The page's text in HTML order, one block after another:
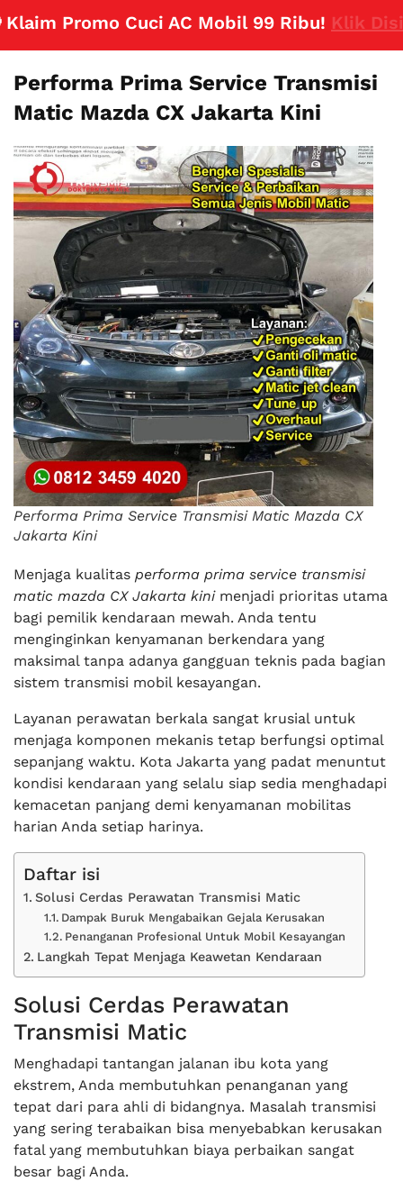
Promo Cuci AC Mobil 99 Ribu!Klik Disini
Performa Prima Service Transmisi
Matic Mazda CX Jakarta Kini
Performa Prima Service Transmisi Matic Mazda CX
Jakarta Kini
Menjaga kualitas performa prima service transmisi
matic mazda CX Jakarta kinimenjadi prioritas utama
bagi pemilik kendaraan mewah. Anda tentu
menginginkan kenyamanan berkendara yang
maksimal tanpa adanya gangguan teknis pada bagian
sistem transmisi mobil kesayangan.
Layanan perawatan berkala sangat krusial untuk
menjaga komponen mekanis tetap berfungsi optimal
sepanjang waktu. Kota Jakarta yang padat menuntut
kondisi kendaraan yang selalu siap sedia menghadapi
kemacetan panjang demi kenyamanan mobilitas
harian Anda setiap harinya.
Daftar isi
Solusi Cerdas Perawatan Transmisi Matic
Dampak Buruk Mengabaikan Gejala Kerusakan
Penanganan Profesional Untuk Mobil Kesayangan
Langkah Tepat Menjaga Keawetan Kendaraan
Solusi Cerdas Perawatan
Transmisi Matic
Menghadapi tantangan jalanan ibu kota yang
ekstrem, Anda membutuhkan penanganan yang
tepat dari para ahli di bidangnya. Masalah transmisi
yang sering terabaikan bisa menyebabkan kerusakan
fatal yang membutuhkan biaya perbaikan sangat
besar bagi Anda.